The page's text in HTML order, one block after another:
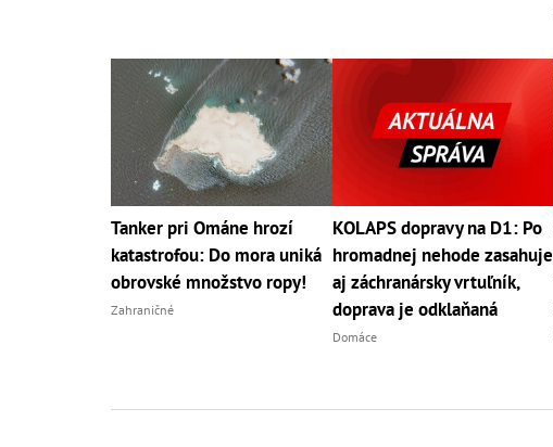
Tanker pri Ománe hrozí
katastrofou: Do mora uniká
obrovské množstvo ropy!
Zahraničné
KOLAPS dopravy na D1: Po
hromadnej nehode zasahuje
aj záchranársky vrtuľník,
doprava je odklaňaná
Domáce